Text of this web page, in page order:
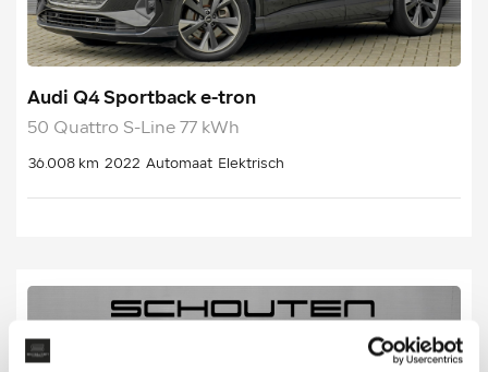
Audi Q4 Sportback e-tron
50 Quattro S-Line 77 kWh
36.008 km 2022 Automaat Elektrisch